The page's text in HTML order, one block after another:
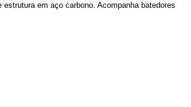
em aço carbono. Acompanha batedores